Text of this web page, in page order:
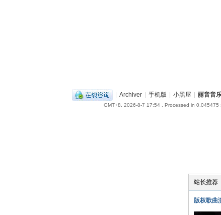
站长推荐
版权歌曲
| Archiver | 手机版 | 小黑屋 | 丽音音
GMT+8, 2026-8-7 17:54 , Processed in 0.045475